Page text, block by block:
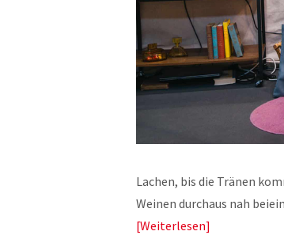
Lachen, bis die Tränen
Weinen durchaus nah
Weiterlesen